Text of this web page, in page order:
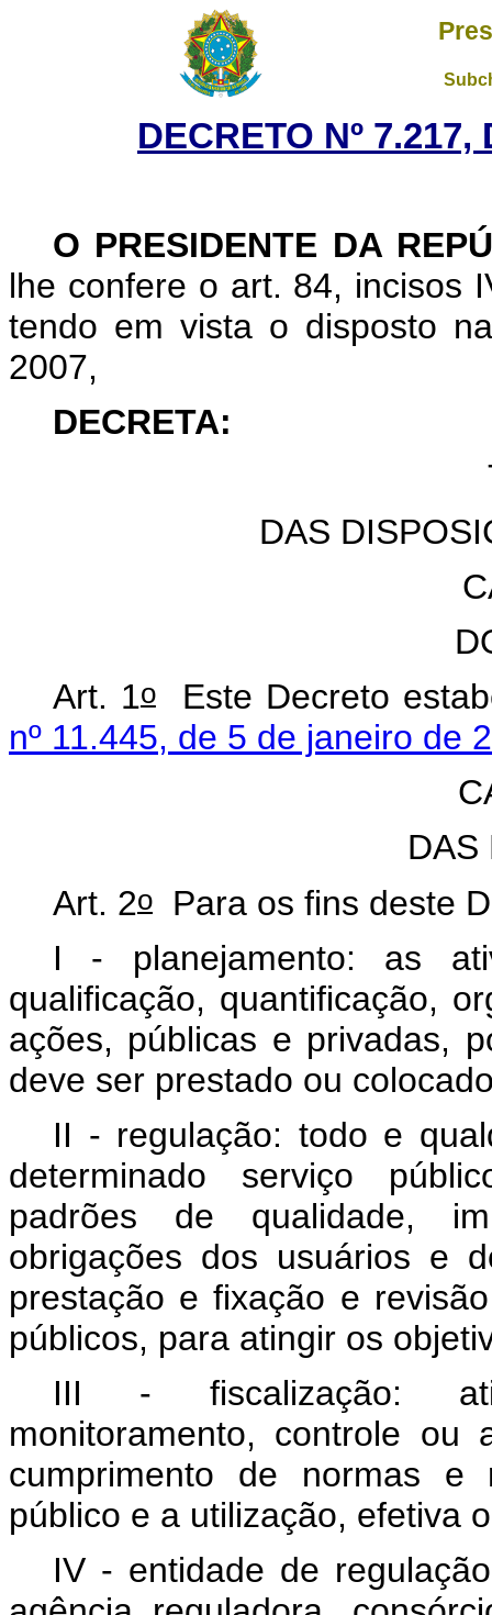
DECRETO Nº
O PRESIDENTE DA
lhe confere o art. 84, incisos
tendo em vista o disposto
2007,
DECRETA:
DAS
Art. 1oEste Decreto
nº 11.445, de 5 de janeiro de
Art. 2o Para os fins deste
I - planejamento: as
qualificação, quantificação,
ações, públicas e privadas,
deve ser prestado ou
II - regulação: todo e
determinado serviço
padrões de qualidade,
obrigações dos usuários e
prestação e fixação e
públicos, para atingir os
III - fiscalização:
monitoramento, controle
cumprimento de normas e
público e a utilização, efetiva
IV - entidade de